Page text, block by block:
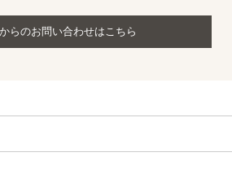
らのお問い合わせはこちら